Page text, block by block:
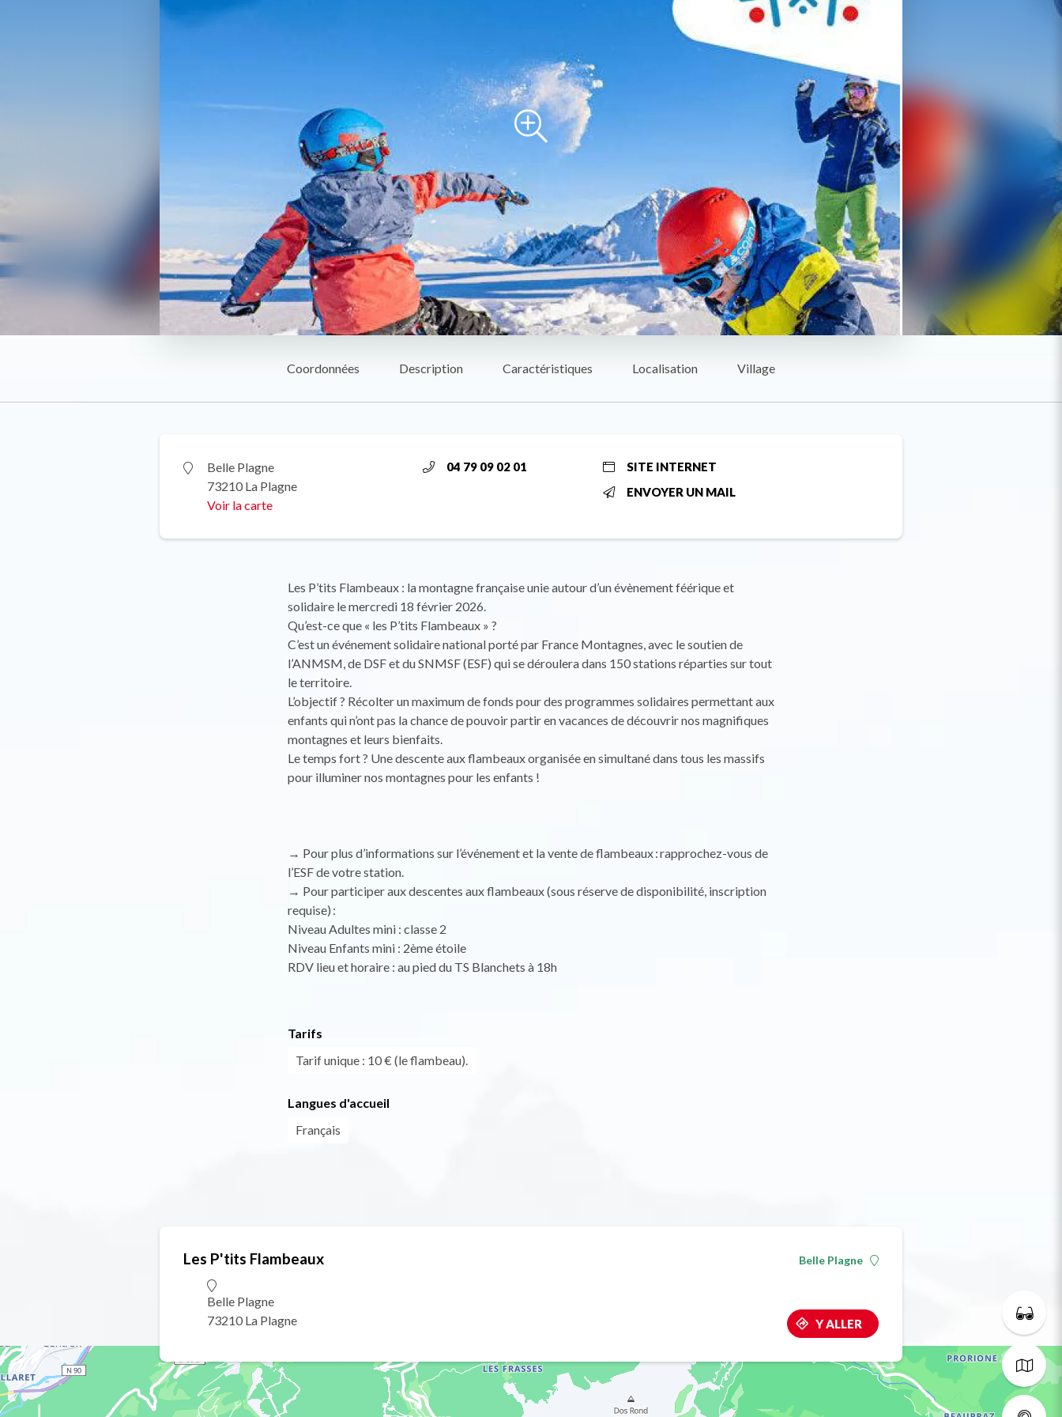
Coordonnées Description Caractéristiques Localisation Village
Belle Plagne
73210 La Plagne
Voir la carte
04 79 09 02 01
SITE INTERNET
ENVOYER UN MAIL
Les P’tits Flambeaux : la montagne française unie autour d’un évènement féérique et
solidaire le mercredi 18 février 2026.
Qu’est-ce que « les P’tits Flambeaux » ?
C’est un événement solidaire national porté par France Montagnes, avec le soutien de
l’ANMSM, de DSF et du SNMSF (ESF) qui se déroulera dans 150 stations réparties sur tout
le territoire.
L’objectif ? Récolter un maximum de fonds pour des programmes solidaires permettant aux
enfants qui n’ont pas la chance de pouvoir partir en vacances de découvrir nos magnifiques
montagnes et leurs bienfaits.
Le temps fort ? Une descente aux flambeaux organisée en simultané dans tous les massifs
pour illuminer nos montagnes pour les enfants !
→ Pour plus d’informations sur l’événement et la vente de flambeaux : rapprochez-vous de
l’ESF de votre station.
→ Pour participer aux descentes aux flambeaux (sous réserve de disponibilité, inscription
requise) :
Niveau Adultes mini : classe 2
Niveau Enfants mini : 2ème étoile
RDV lieu et horaire : au pied du TS Blanchets à 18h
Tarifs
Tarif unique : 10 € (le flambeau).
Langues d'accueil
Français
Les P'tits Flambeaux
Belle Plagne
73210 La Plagne
Belle Plagne
Y ALLER